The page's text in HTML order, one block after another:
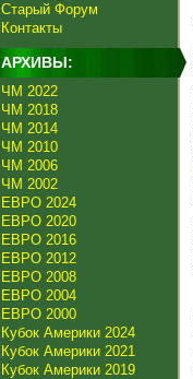
Старый Форум
Контакты
АРХИВЫ:
ЧМ 2022
ЧМ 2018
ЧМ 2014
ЧМ 2010
ЧМ 2006
ЧМ 2002
ЕВРО 2024
ЕВРО 2020
ЕВРО 2016
ЕВРО 2012
ЕВРО 2008
ЕВРО 2004
ЕВРО 2000
Кубок Америки 2024
Кубок Америки 2021
Кубок Америки 2019